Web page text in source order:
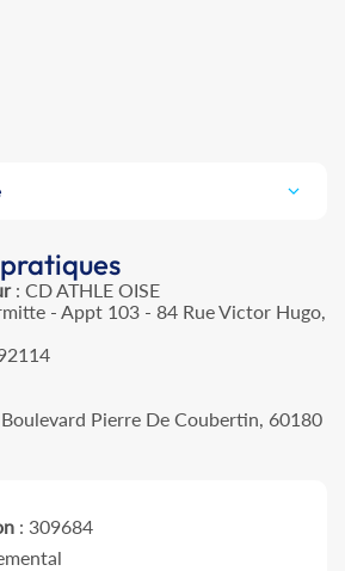
: CD ATHLE OISE
- Appt 103 - 84 Rue Victor Hugo,
Pierre De Coubertin, 60180
: 309684